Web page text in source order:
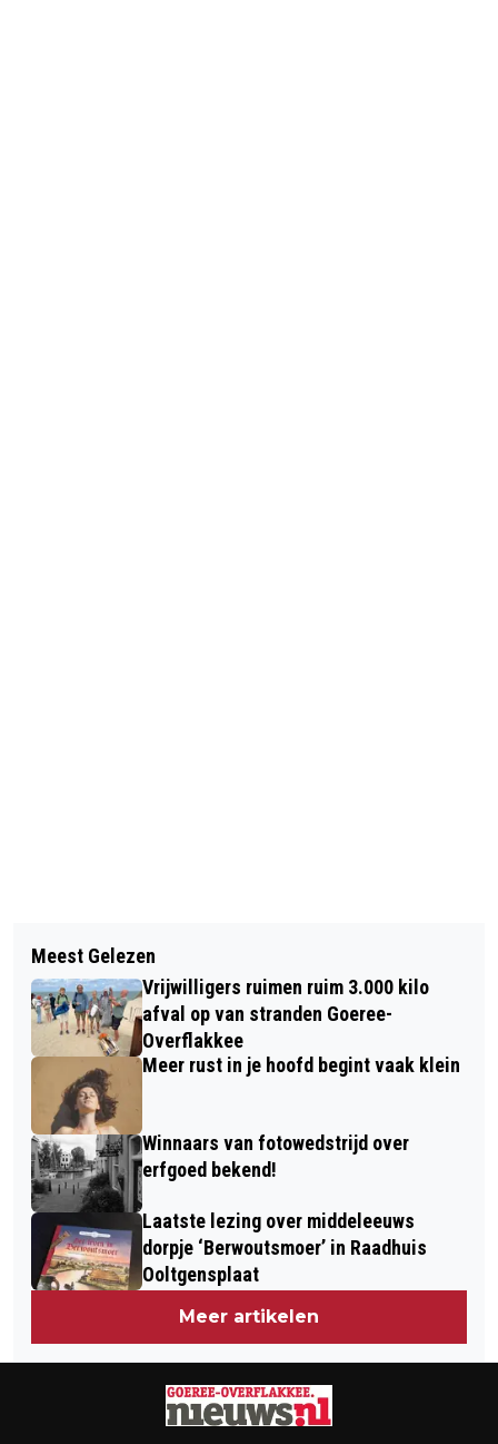
HCGO HERVAT VELDSEIZOEN NA
SUCCESVOLLE INDOORPERIODE
DIT IS ER TE DOEN OP HET EILAND IN
WEEK 7 VAN 2026
Meest Gelezen
Vrijwilligers ruimen ruim 3.000 kilo
afval op van stranden Goeree-
Overflakkee
Meer rust in je hoofd begint vaak klein
Winnaars van fotowedstrijd over
erfgoed bekend!
Laatste lezing over middeleeuws
dorpje ‘Berwoutsmoer’ in Raadhuis
Ooltgensplaat
Meer artikelen